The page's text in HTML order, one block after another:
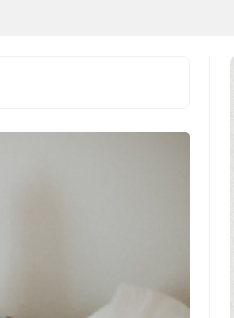
Singapura pada matchday terakhir